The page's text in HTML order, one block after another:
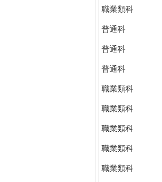
職業類科
普通科
普通科
普通科
職業類科
職業類科
職業類科
職業類科
職業類科